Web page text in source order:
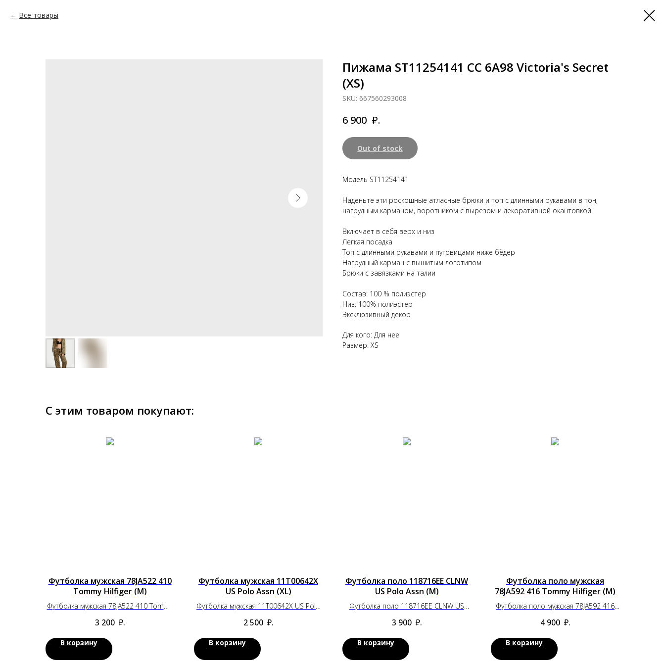
Все товары
Пижама ST11254141 СС 6А98 Victoria's Secret
(XS)
SKU: 667560293008
6 900 ₽.
Out of stock
Модель ST11254141
Наденьте эти роскошные атласные брюки и топ с длинными рукавами в тон,
нагрудным карманом, воротником с вырезом и декоративной окантовкой.
Включает в себя верх и низ
Легкая посадка
Топ с длинными рукавами и пуговицами ниже бёдер
Нагрудный карман с вышитым логотипом
Брюки с завязками на талии
Состав: 100 % полиэстер
Низ: 100% полиэстер
Эксклюзивный декор
Для кого: Для нее
Размер: XS
С этим товаром покупают:
Футболка мужская 78JA522 410
Tommy Hilfiger (M)
Футболка мужская 78JA522 410 Tommy
3 200 ₽.
В корзину
Футболка мужская 11T00642X
US Polo Assn (XL)
Футболка мужская 11T00642X US Polo
2 500 ₽.
В корзину
Футболка поло 118716EE CLNW
US Polo Assn (M)
Футболка поло 118716EE CLNW US
3 900 ₽.
В корзину
Футболка поло мужская
78JA592 416 Tommy Hilfiger (M)
Футболка поло мужская 78JA592 416
4 900 ₽.
В корзину